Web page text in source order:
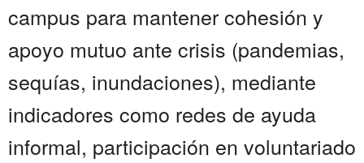
campus para mantener cohesión y
apoyo mutuo ante crisis (pandemias,
sequías, inundaciones), mediante
indicadores como redes de ayuda
informal, participación en voluntariado